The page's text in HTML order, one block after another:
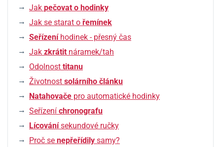
Jak pečovat o hodinky
Jak se starat o řemínek
Seřízeníhodinek - přesný čas
Jak zkrátit náramek/tah
Odolnost titanu
Životnost solárního článku
Natahovače pro automatické hodinky
Seřízení chronografu
Lícovánísekundové ručky
Proč se nepřeřídily samy?